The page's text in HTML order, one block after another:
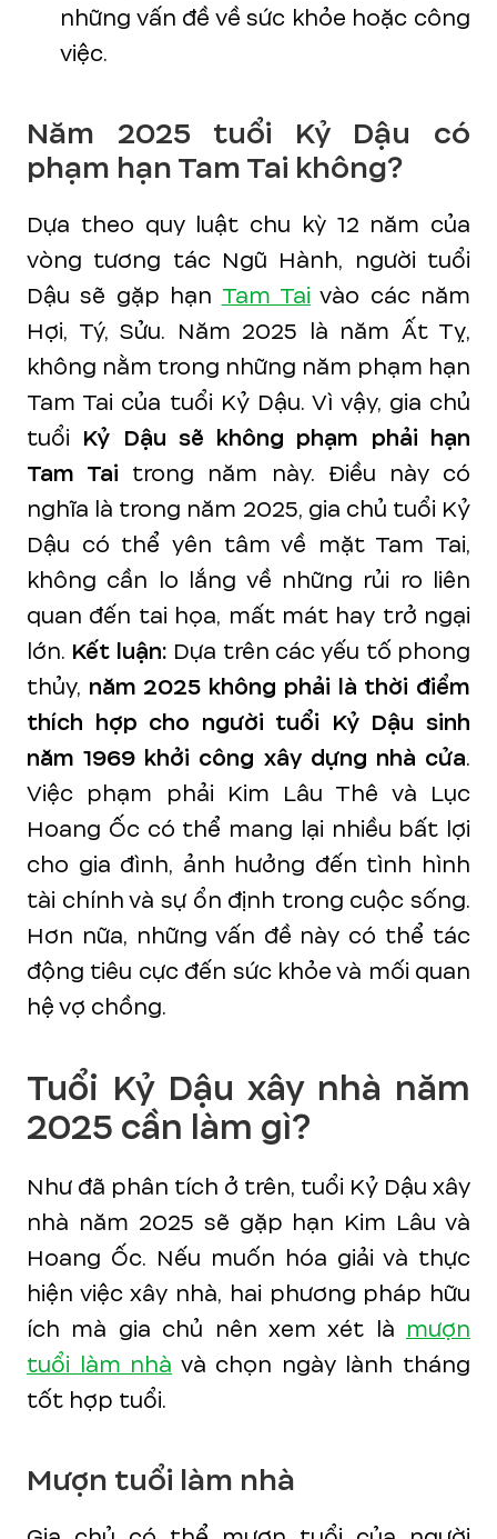
những vấn đề về sức khỏe hoặc công
việc.
Năm 2025 tuổi Kỷ Dậu có
phạm hạn Tam Tai không?
Dựa theo quy luật chu kỳ 12 năm của
vòng tương tác Ngũ Hành, người tuổi
Dậu sẽ gặp hạn Tam Tai vào các năm
Hợi, Tý, Sửu. Năm 2025 là năm Ất Tỵ,
không nằm trong những năm phạm hạn
Tam Tai của tuổi Kỷ Dậu. Vì vậy, gia chủ
tuổi Kỷ Dậu sẽ không phạm phải hạn
Tam Tai trong năm này. Điều này có
nghĩa là trong năm 2025, gia chủ tuổi Kỷ
Dậu có thể yên tâm về mặt Tam Tai,
không cần lo lắng về những rủi ro liên
quan đến tai họa, mất mát hay trở ngại
lớn. Kết luận: Dựa trên các yếu tố phong
thủy, năm 2025 không phải là thời điểm
thích hợp cho người tuổi Kỷ Dậu sinh
năm 1969 khởi công xây dựng nhà cửa.
Việc phạm phải Kim Lâu Thê và Lục
Hoang Ốc có thể mang lại nhiều bất lợi
cho gia đình, ảnh hưởng đến tình hình
tài chính và sự ổn định trong cuộc sống.
Hơn nữa, những vấn đề này có thể tác
động tiêu cực đến sức khỏe và mối quan
hệ vợ chồng.
Tuổi Kỷ Dậu xây nhà năm
2025 cần làm gì?
Như đã phân tích ở trên, tuổi Kỷ Dậu xây
nhà năm 2025 sẽ gặp hạn Kim Lâu và
Hoang Ốc. Nếu muốn hóa giải và thực
hiện việc xây nhà, hai phương pháp hữu
ích mà gia chủ nên xem xét là mượn
tuổi làm nhà và chọn ngày lành tháng
tốt hợp tuổi.
Mượn tuổi làm nhà